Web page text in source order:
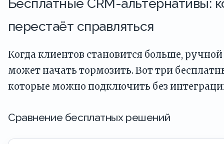
Бесплатные CRM-альтернативы:
перестаёт справляться
Когда клиентов становится больше,
может начать тормозить. Вот три
которые можно подключить без
Сравнение бесплатных решений